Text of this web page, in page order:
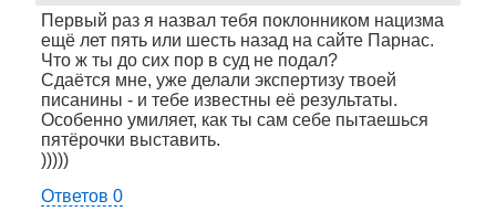
Первый раз я назвал тебя поклонником нацизма
ещё лет пять или шесть назад на сайте Парнас.
Что ж ты до сих пор в суд не подал?
Сдаётся мне, уже делали экспертизу твоей
писанины - и тебе известны её результаты.
Особенно умиляет, как ты сам себе пытаешься
пятёрочки выставить.
)))))
Ответов 0